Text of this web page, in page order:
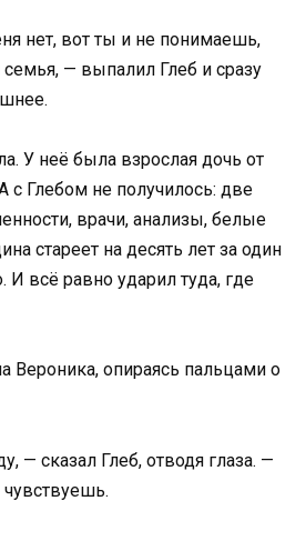
нет, вот ты и не понимаешь,
семья, — выпалил Глеб и сразу
У неё была взрослая дочь от
с Глебом не получилось: две
врачи, анализы, белые
стареет на десять лет за один
И всё равно ударил туда, где
Вероника, опираясь пальцами о
— сказал Глеб, отводя глаза. —